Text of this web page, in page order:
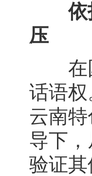
依
压
在国
话语
云南
导下
验证